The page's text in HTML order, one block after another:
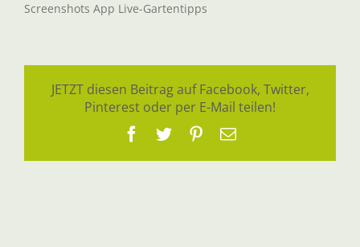
Screenshots App Live-Gartentipps
JETZT diesen Beitrag auf Facebook, Twitter,
Pinterest oder per E-Mail teilen!
Facebook
TwitterPinterest
E-